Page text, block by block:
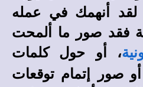
لقد أنهمك في عمله
فقد صور ما ألمحت
، أو حول كلمات
صور إتمام توقعات